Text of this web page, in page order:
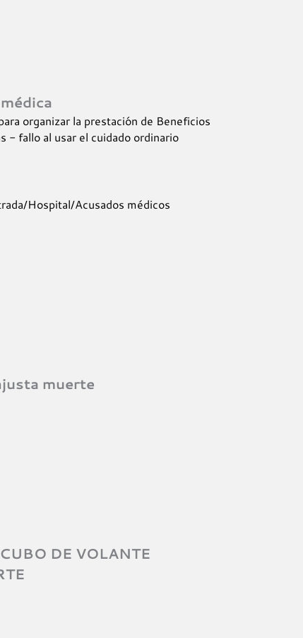
organizar la prestación de Beneficios
- fallo al usar el cuidado ordinario
Hospital/Acusados médicos
muerte​
DE VOLANTE